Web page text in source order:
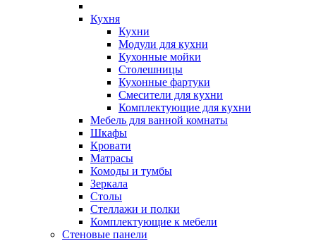
Кухня
Кухни
Модули для кухни
Кухонные мойки
Столешницы
Кухонные фартуки
Смесители для кухни
Комплектующие для кухни
Мебель для ванной комнаты
Шкафы
Кровати
Матрасы
Комоды и тумбы
Зеркала
Столы
Стеллажи и полки
Комплектующие к мебели
Стеновые панели